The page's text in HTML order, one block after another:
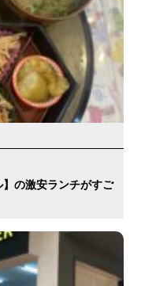
の激安ランチがすご